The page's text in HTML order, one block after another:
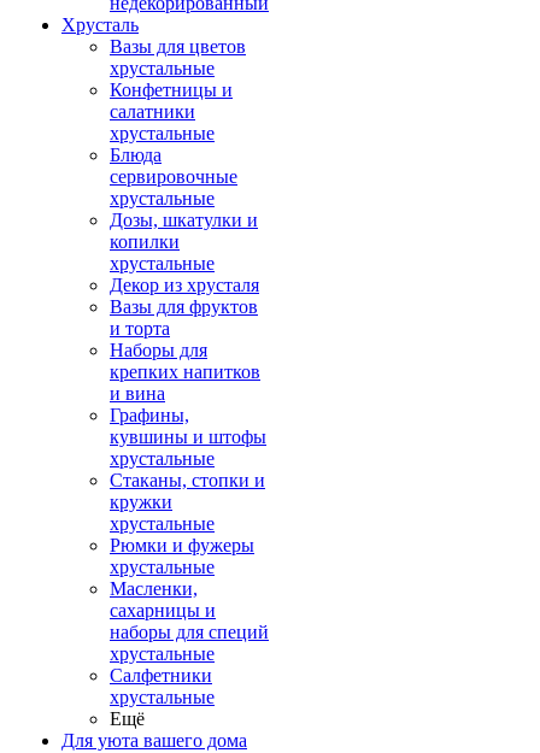
Хрусталь
Вазы для цветов
хрустальные
Конфетницы и
салатники
хрустальные
Блюда
сервировочные
хрустальные
Дозы, шкатулки и
копилки
хрустальные
Декор из хрусталя
Вазы для фруктов
и торта
Наборы для
крепких напитков
и вина
Графины,
кувшины и штофы
хрустальные
Стаканы, стопки и
кружки
хрустальные
Рюмки и фужеры
хрустальные
Масленки,
сахарницы и
наборы для специй
хрустальные
Салфетники
хрустальные
Ещё
Для уюта вашего дома